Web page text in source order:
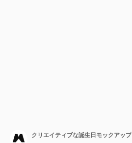
クリエイティブな誕生日モックアップ